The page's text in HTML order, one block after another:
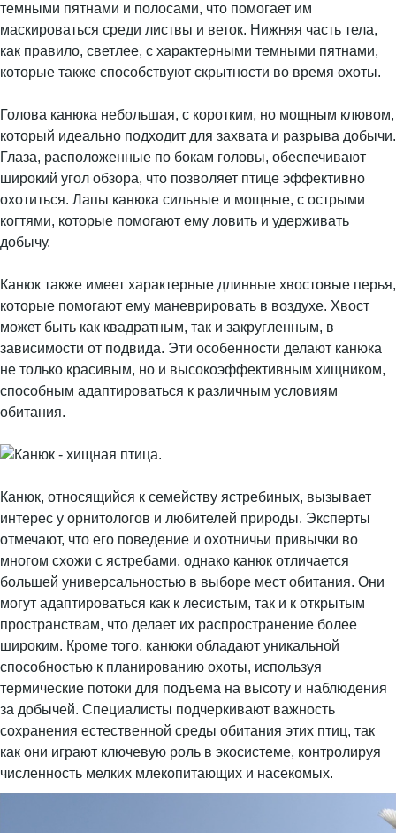
темными пятнами и полосами, что помогает им
маскироваться среди листвы и веток. Нижняя часть тела,
как правило, светлее, с характерными темными пятнами,
которые также способствуют скрытности во время охоты.
Голова канюка небольшая, с коротким, но мощным клювом,
который идеально подходит для захвата и разрыва добычи.
Глаза, расположенные по бокам головы, обеспечивают
широкий угол обзора, что позволяет птице эффективно
охотиться. Лапы канюка сильные и мощные, с острыми
когтями, которые помогают ему ловить и удерживать
добычу.
Канюк также имеет характерные длинные хвостовые перья,
которые помогают ему маневрировать в воздухе. Хвост
может быть как квадратным, так и закругленным, в
зависимости от подвида. Эти особенности делают канюка
не только красивым, но и высокоэффективным хищником,
способным адаптироваться к различным условиям
обитания.
Канюк, относящийся к семейству ястребиных, вызывает
интерес у орнитологов и любителей природы. Эксперты
отмечают, что его поведение и охотничьи привычки во
многом схожи с ястребами, однако канюк отличается
большей универсальностью в выборе мест обитания. Они
могут адаптироваться как к лесистым, так и к открытым
пространствам, что делает их распространение более
широким. Кроме того, канюки обладают уникальной
способностью к планированию охоты, используя
термические потоки для подъема на высоту и наблюдения
за добычей. Специалисты подчеркивают важность
сохранения естественной среды обитания этих птиц, так
как они играют ключевую роль в экосистеме, контролируя
численность мелких млекопитающих и насекомых.